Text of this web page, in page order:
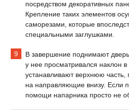
посредством декоративных
Крепление таких элементов
саморезами, которые
специальными заглушками.
В завершение поднимают
у нее просматривался наклон
устанавливают верхнюю часть,
на направляющие внизу. Если
помощи напарника просто не